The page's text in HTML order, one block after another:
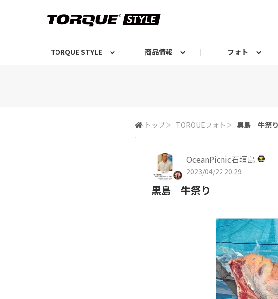
TORQUE STYLE 商品情報 フォト
トップ＞ TORQUEフォト ＞ 黒島 牛祭り
OceanPicnic石垣島
2023/04/22 20:29
黒島 牛祭り